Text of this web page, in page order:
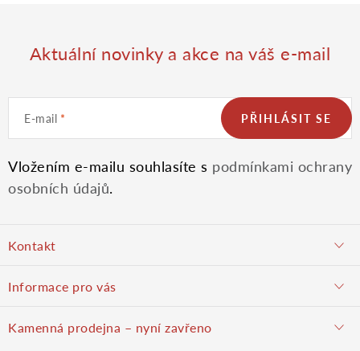
i
s
u
Aktuální novinky a akce na váš e-mail
E-mail
Vložením e-mailu souhlasíte s podmínkami ochrany
osobních údajů.
PŘIHLÁSIT SE
p
Kontakt
Informace pro vás
Kamenná prodejna – nyní zavřeno